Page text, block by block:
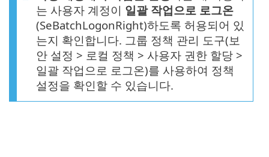
는 사용자 계정이 일괄 작업으로 로그온
(SeBatchLogonRight)하도록 허용되어 있
는지 확인합니다. 그룹 정책 관리 도구(보
안 설정 > 로컬 정책 > 사용자 권한 할당 >
일괄 작업으로 로그온)를 사용하여 정책
설정을 확인할 수 있습니다.